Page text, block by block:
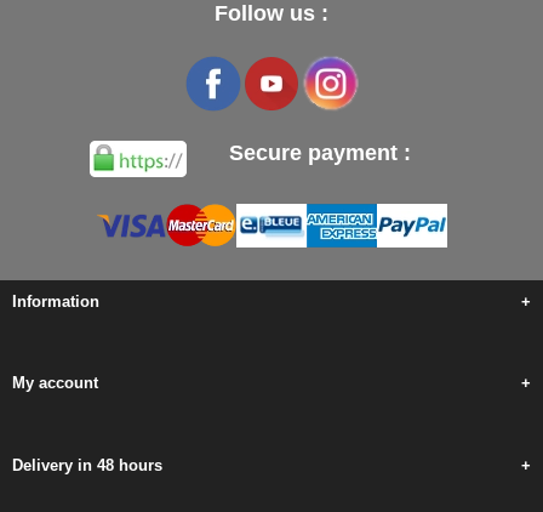
Follow us :
Secure payment :
Information +
My account +
Delivery in 48 hours +